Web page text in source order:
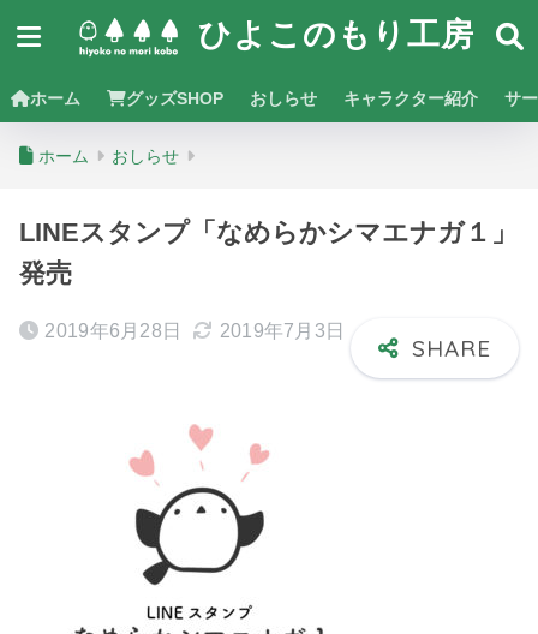
ひよこのもり工房
ホーム グッズSHOP おしらせ キャラクター紹介 サ
ホーム おしらせ
LINEスタンプ「なめらかシマエナガ１」
発売
2019年6月28日 2019年7月3日